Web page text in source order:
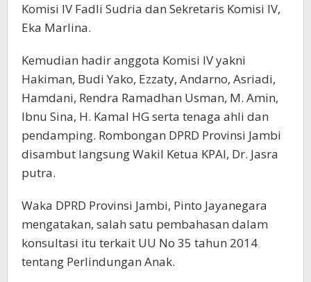
Komisi IV Fadli Sudria dan Sekretaris Komisi IV,
Eka Marlina.
Kemudian hadir anggota Komisi IV yakni
Hakiman, Budi Yako, Ezzaty, Andarno, Asriadi,
Hamdani, Rendra Ramadhan Usman, M. Amin,
Ibnu Sina, H. Kamal HG serta tenaga ahli dan
pendamping. Rombongan DPRD Provinsi Jambi
disambut langsung Wakil Ketua KPAI, Dr. Jasra
putra.
Waka DPRD Provinsi Jambi, Pinto Jayanegara
mengatakan, salah satu pembahasan dalam
konsultasi itu terkait UU No 35 tahun 2014
tentang Perlindungan Anak.